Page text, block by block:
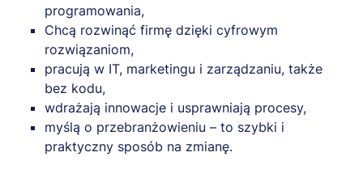
programowania,
Chcą rozwinąć firmę dzięki cyfrowym
rozwiązaniom,
pracują w IT, marketingu i zarządzaniu, także
bez kodu,
wdrażają innowacje i usprawniają procesy,
myślą o przebranżowieniu – to szybki i
praktyczny sposób na zmianę.